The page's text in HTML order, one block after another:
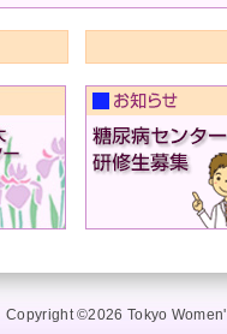
Copyright ©2026 Tokyo